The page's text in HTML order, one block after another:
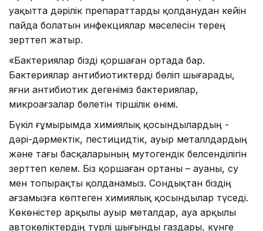
уақытта дәрілік препараттарды қолданудан кейін
пайда болатын инфекциялар мәселесін терең
зерттеп жатыр.
«Бактериялар бізді қоршаған ортада бар.
Бактериялар антибиотиктерді бөліп шығарады,
яғни антибиотик дегеніміз бактериялар,
микроағзалар бөлетін тіршілік өнімі.
Бүкіл ғұмырымда химиялық қосындылардың -
дәрі-дәрмектік, пестицидтік, ауыр металлдардың
және тағы басқаларының мутогендік белсенділігін
зерттеп келем. Біз қоршаған ортаны – ауаны, су
мен топырақты қолданамыз. Сондықтан біздің
ағзамызға көптеген химиялық қосындылар түседі.
Көкөністер арқылы ауыр металдар, ауа арқылы
автокөліктердің түрлі шығынды газдары, күнге